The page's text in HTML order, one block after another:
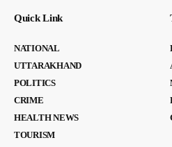
Quick Link
NATIONAL
UTTARAKHAND
POLITICS
CRIME
HEALTH NEWS
TOURISM